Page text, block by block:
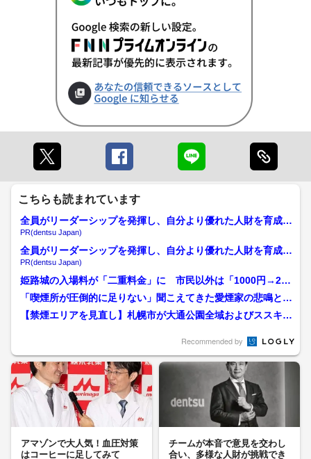
こちらも読まれています
全員がリーダーシップを発揮し、自分より優れた人財を育成す
る
PR(dentsu Japan)
全員がリーダーシップを発揮し、自分より優れた人財を育成す
る
PR(dentsu Japan)
姫路城の入場料が「二重料金」に 市民以外は「1000円→250
0円」禁止エリアで...
「喫煙所が圧倒的に足りない」聞こえてきた愛煙家の悲鳴と
「もう嫌です！」”月10万...
【禁煙エリアを見直し】札幌市が大通公園全域およびススキノ
Recommended by
アマゾンで大人気！血圧対策
はコーヒーに足してみて
チームが本音で意見を交わし
合い、多様な人財が挑戦でき